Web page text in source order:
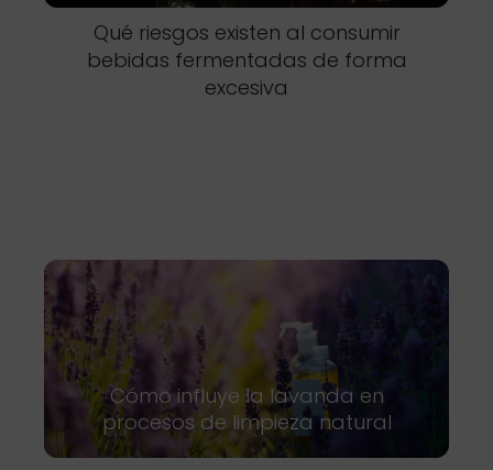
Qué riesgos existen al consumir
bebidas fermentadas de forma
excesiva
Cómo influye la lavanda en
procesos de limpieza natural